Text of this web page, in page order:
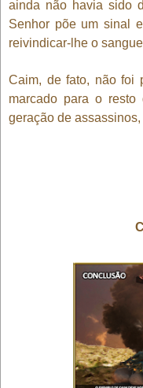
ainda não havia sido
Senhor põe um sinal
reivindicar-lhe o
Caim, de fato, não foi
marcado para o
geração de